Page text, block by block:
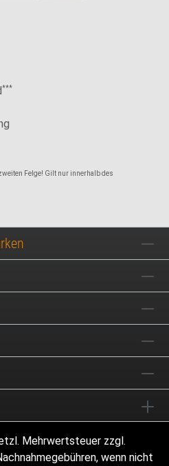
***
Felge! Gilt nur innerhalb des
Mehrwertsteuer zzgl.
wenn nicht